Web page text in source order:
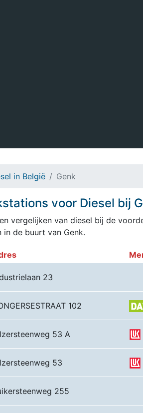
in België Genk
voor Diesel bij
vergelijken van diesel bij de
de buurt van Genk.
23
102
53 A
53
255